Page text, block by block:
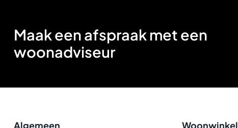
Maak een afspraak met een
woonadviseur
Algemeen
Woonwinkel